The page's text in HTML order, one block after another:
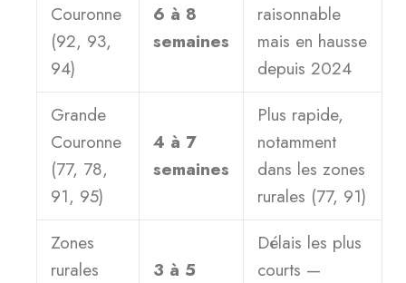
Couronne
(92, 93,
94)
6 à 8
semaines
raisonnable
mais en hausse
depuis 2024
Grande
Couronne
(77, 78,
91, 95)
4 à 7
semaines
Plus rapide,
notamment
dans les zones
rurales (77, 91)
Zones
rurales
3 à 5
Délais les plus
courts —